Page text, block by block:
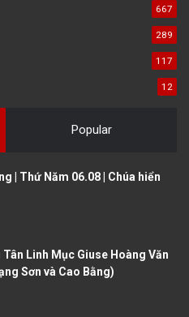
667
289
117
12
Popular
| Thứ Năm 06.08 | Chúa hiển
Linh Mục Giuse Hoàng Văn
Sơn và Cao Bằng)